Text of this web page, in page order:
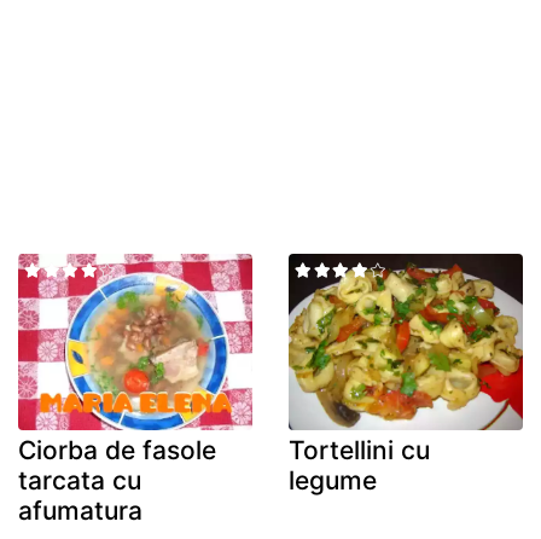
Ciorba de fasole
tarcata cu
afumatura
Tortellini cu
legume